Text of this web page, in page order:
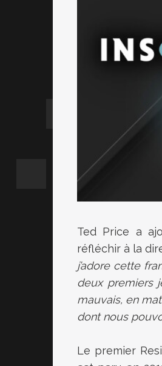
Ted Price a
réfléchir à la
j’adore cette
deux premiers
mauvais, en
dont nous
Le premier